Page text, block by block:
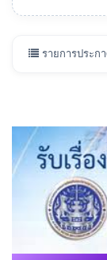
รายการประก